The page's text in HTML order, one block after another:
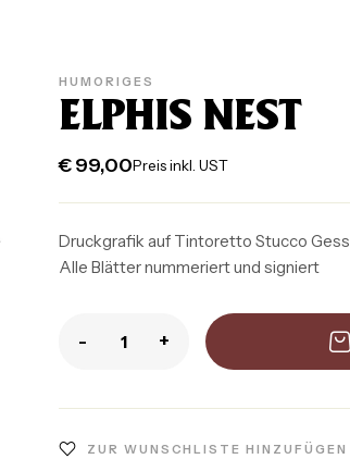
HUMORIGES
ELPHIS NEST
€99,00Preis inkl. UST
Druckgrafik auf Tintoretto Stucco
Alle Blätter nummeriert und signiert
- +
ZUR WUNSCHLISTE HINZUFÜGEN